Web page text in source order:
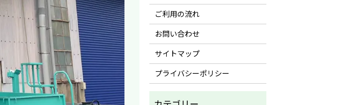
ご利用の流れ
お問い合わせ
サイトマップ
プライバシーポリシー